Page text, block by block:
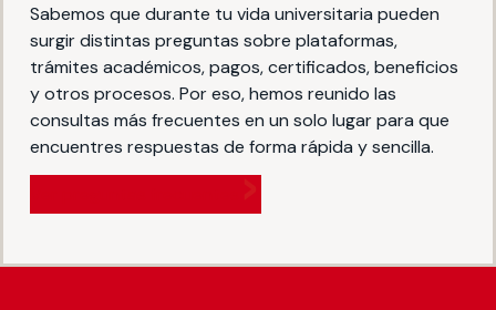
Sabemos que durante tu vida universitaria pueden
surgir distintas preguntas sobre plataformas,
trámites académicos, pagos, certificados, beneficios
y otros procesos. Por eso, hemos reunido las
consultas más frecuentes en un solo lugar para que
encuentres respuestas de forma rápida y sencilla.